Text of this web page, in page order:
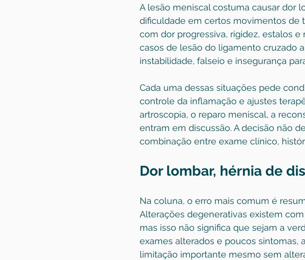
A lesão meniscal costuma causar dor
dificuldade em certos movimentos de
com dor progressiva, rigidez, estalos
casos de lesão do ligamento cruzado
instabilidade, falseio e insegurança
Cada uma dessas situações pede
controle da inflamação e ajustes
artroscopia, o reparo meniscal, a
entram em discussão. A decisão não
combinação entre exame clínico,
Dor lombar, hérnia de
Na coluna, o erro mais comum é
Alterações degenerativas existem
mas isso não significa que sejam a
exames alterados e poucos sintomas,
limitação importante mesmo sem